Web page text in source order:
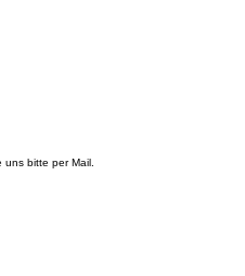
bitte per Mail.